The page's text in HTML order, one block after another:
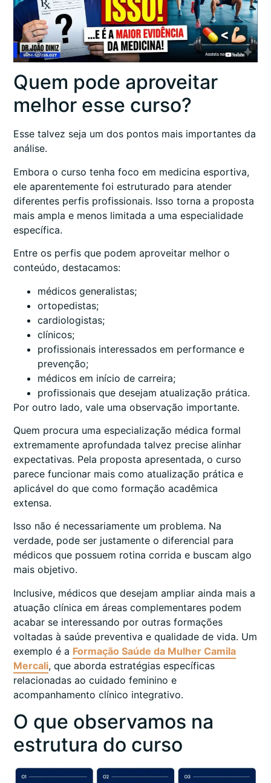
Quem pode aproveitar
melhor esse curso?
Esse talvez seja um dos pontos mais importantes da
análise.
Embora o curso tenha foco em medicina esportiva,
ele aparentemente foi estruturado para atender
diferentes perfis profissionais. Isso torna a proposta
mais ampla e menos limitada a uma especialidade
específica.
Entre os perfis que podem aproveitar melhor o
conteúdo, destacamos:
médicos generalistas;
ortopedistas;
cardiologistas;
clínicos;
profissionais interessados em performance e
prevenção;
médicos em início de carreira;
profissionais que desejam atualização prática.
Por outro lado, vale uma observação importante.
Quem procura uma especialização médica formal
extremamente aprofundada talvez precise alinhar
expectativas. Pela proposta apresentada, o curso
parece funcionar mais como atualização prática e
aplicável do que como formação acadêmica
extensa.
Isso não é necessariamente um problema. Na
verdade, pode ser justamente o diferencial para
médicos que possuem rotina corrida e buscam algo
mais objetivo.
Inclusive, médicos que desejam ampliar ainda mais a
atuação clínica em áreas complementares podem
acabar se interessando por outras formações
voltadas à saúde preventiva e qualidade de vida. Um
exemplo é a Formação Saúde da Mulher Camila
Mercali, que aborda estratégias específicas
relacionadas ao cuidado feminino e
acompanhamento clínico integrativo.
O que observamos na
estrutura do curso